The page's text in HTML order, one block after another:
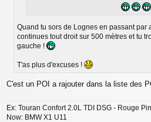
Quand tu sors de Lognes en passant par
continues tout droit sur 500 mètres et tu
gauche !
T'as plus d'excuses !
C'est un POI a rajouter dans la liste des
Ex: Touran Confort 2.0L TDI DSG - Rouge
Now: BMW X1 U11